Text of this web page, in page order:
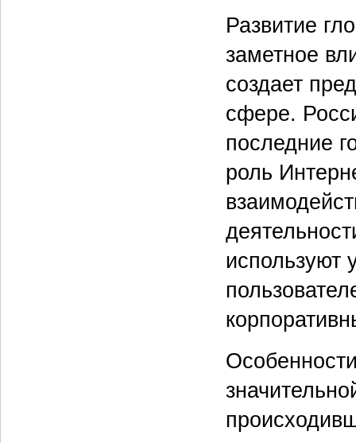
Развитие
заметное
создает
сфере.
последние
роль
используют